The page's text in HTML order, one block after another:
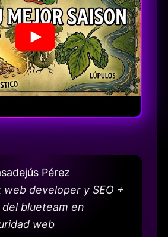
Pérez
web developer y SEO +
blueteam en
web